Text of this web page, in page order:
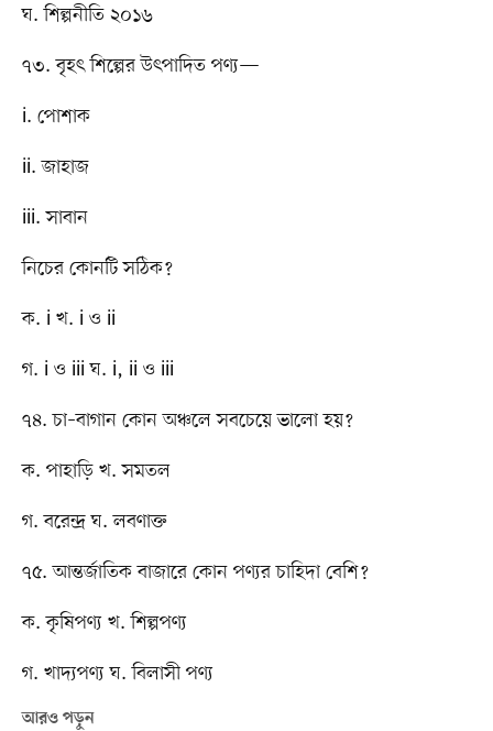
ঘ. শিল্পনীতি ২০১৬
৭৩. বৃহৎ শিল্পের উৎপাদিত পণ্য—
i. পোশাক
ii. জাহাজ
iii. সাবান
নিচের কোনটি সঠিক?
ক. i খ. i ও ii
গ. i ও iii ঘ. i, ii ও iii
৭৪. চা–বাগান কোন অঞ্চলে সবচেয়ে ভালো হয়?
ক. পাহাড়ি খ. সমতল
গ. বরেন্দ্র ঘ. লবণাক্ত
৭৫. আন্তর্জাতিক বাজারে কোন পণ্যর চাহিদা বেশি?
ক. কৃষিপণ্য খ. শিল্পপণ্য
গ. খাদ্যপণ্য ঘ. বিলাসী পণ্য
আরও পড়ুন